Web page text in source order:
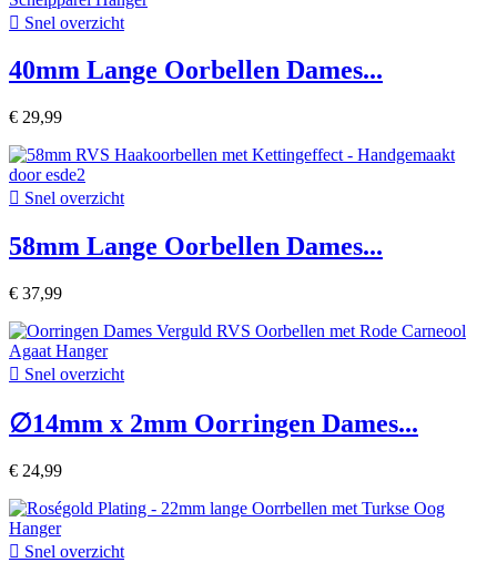
 Snel overzicht
40mm Lange Oorbellen Dames...
€ 29,99
 Snel overzicht
58mm Lange Oorbellen Dames...
€ 37,99
 Snel overzicht
∅14mm x 2mm Oorringen Dames...
€ 24,99
 Snel overzicht